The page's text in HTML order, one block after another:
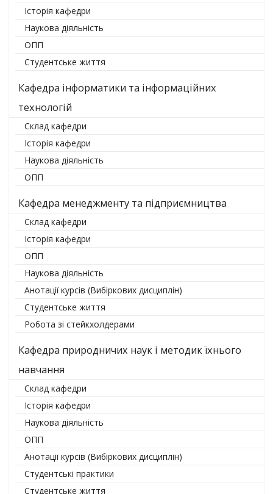
Історія кафедри
Наукова діяльність
ОПП
Студентське життя
Кафедра інформатики та інформаційних
технологій
Склад кафедри
Історія кафедри
Наукова діяльність
ОПП
Кафедра менеджменту та підприємництва
Склад кафедри
Історія кафедри
ОПП
Наукова діяльність
Анотації курсів (Вибіркових дисциплін)
Студентське життя
Робота зі стейкхолдерами
Кафедра природничих наук і методик їхнього
навчання
Склад кафедри
Історія кафедри
Наукова діяльність
ОПП
Анотації курсів (Вибіркових дисциплін)
Студентські практики
Студентське життя